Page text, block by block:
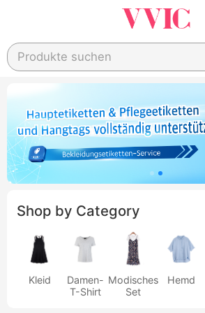
Produkte suchen
Shop by Category
Kleid
Damen-
T-Shirt
Modisches
Set
Hemd